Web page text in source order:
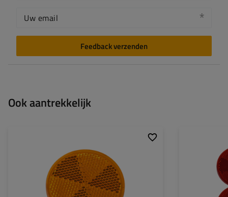
Uw email
Feedback verzenden
Ook aantrekkelijk
6 mm
E20 IA
geel
Bevestigingsmethode:
Plakband